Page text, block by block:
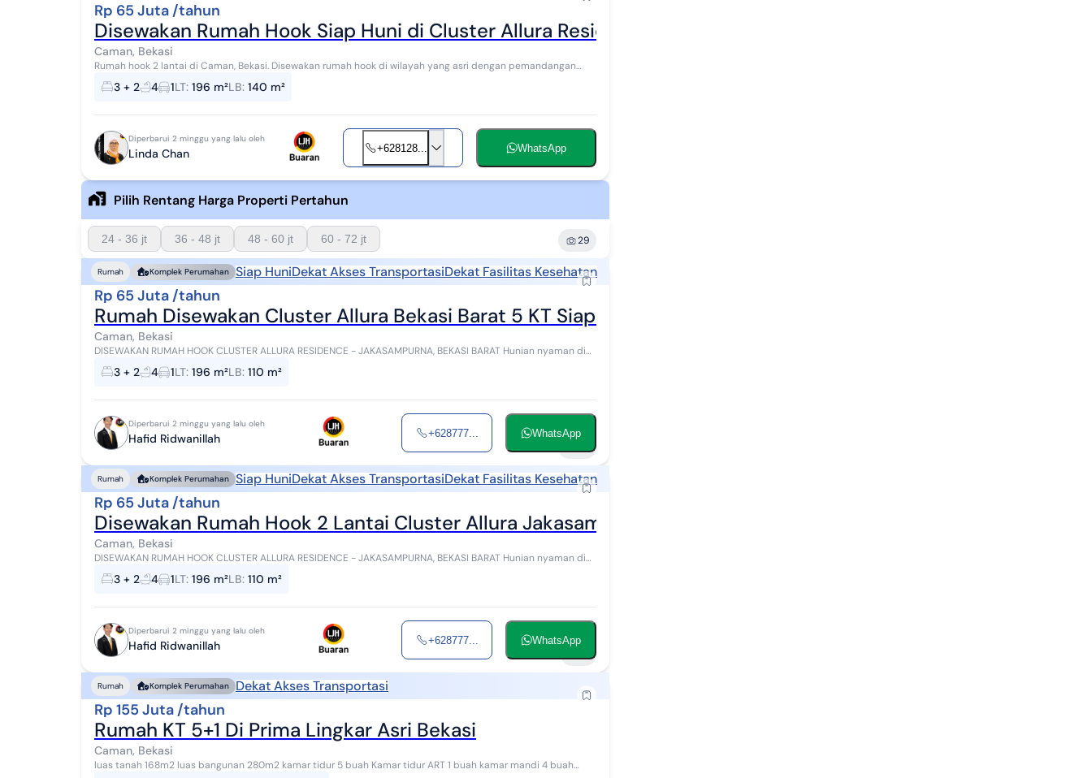
Rp 65 Juta /tahun
Disewakan Rumah Hook Siap Huni di Cluster Allura Residence Caman Bekasi
Caman, Bekasi
Rumah hook 2 lantai di Caman, Bekasi. Disewakan rumah hook di wilayah yang asri dengan pemandangan
Lokasi dipusat kota. Properti 2 lantai ini bera...
3 + 2 4 1LT: 196 m²LB: 140 m²
Diperbarui 2 minggu yang lalu oleh
Linda Chan +628128... WhatsApp
Pilih Rentang Harga Properti Pertahun
24 - 36 jt 36 - 48 jt 48 - 60 jt 60 - 72 jt 29
Rumah Komplek Perumahan Siap HuniDekat Akses TransportasiDekat Fasilitas Kesehatan
Rp 65 Juta /tahun
Rumah Disewakan Cluster Allura Bekasi Barat 5 KT Siap Huni
Caman, Bekasi
DISEWAKAN RUMAH HOOK CLUSTER ALLURA RESIDENCE - JAKASAMPURNA, BEKASI BARAT Hunian nyaman di
kawasan premium Bekasi Barat. Cocok untuk keluarga bes...
3 + 2 4 1LT: 196 m²LB: 110 m²
Diperbarui 2 minggu yang lalu oleh
Hafid Ridwanillah +628777... WhatsApp
Rumah Komplek Perumahan Siap HuniDekat Akses TransportasiDekat Fasilitas Kesehatan
Rp 65 Juta /tahun
Disewakan Rumah Hook 2 Lantai Cluster Allura Jakasampurna Bekasi Barat Dekat Tol Becakayu
Caman, Bekasi
DISEWAKAN RUMAH HOOK CLUSTER ALLURA RESIDENCE - JAKASAMPURNA, BEKASI BARAT Hunian nyaman di
kawasan premium Bekasi Barat. Cocok untuk keluarga bes...
3 + 2 4 1LT: 196 m²LB: 110 m²
Diperbarui 2 minggu yang lalu oleh
Hafid Ridwanillah +628777... WhatsApp
Rumah Komplek Perumahan Dekat Akses Transportasi
Rp 155 Juta /tahun
Rumah KT 5+1 Di Prima Lingkar Asri Bekasi
Caman, Bekasi
luas tanah 168m2 luas bangunan 280m2 kamar tidur 5 buah Kamar tidur ART 1 buah kamar mandi 4 buah